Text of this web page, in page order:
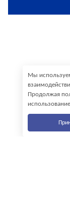
Мы
Продолжая